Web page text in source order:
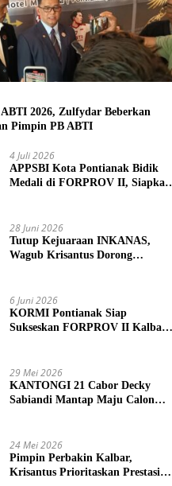
2026, Zulfydar Beberkan
Pimpin PB ABTI
4 Juli 2026
APPSBI Kota Pontianak Bidik
Medali di FORPROV II, Siapkan
28 Juni 2026
Tutup Kejuaraan INKANAS,
Wagub Krisantus Dorong
6 Juni 2026
KORMI Pontianak Siap
Sukseskan FORPROV II Kalbar
29 Mei 2026
KANTONGI 21 Cabor Decky
Sabiandi Mantap Maju Calon
24 Mei 2026
Pimpin Perbakin Kalbar,
Krisantus Prioritaskan Prestasi